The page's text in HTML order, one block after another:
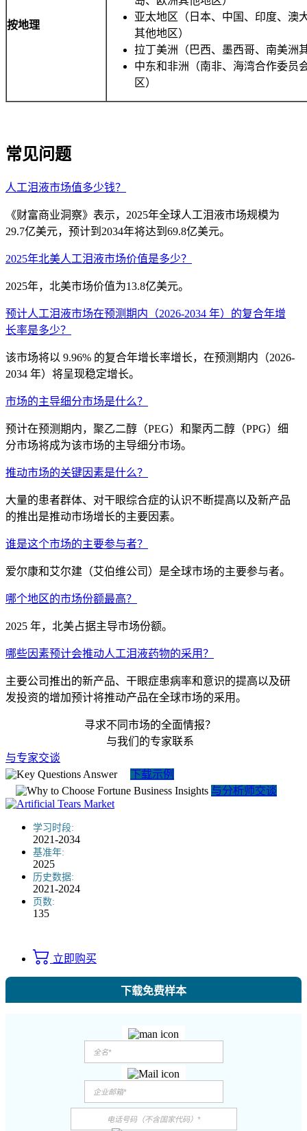
按地理
亚太地区（日本、中国、印度、澳
其他地区）
拉丁美洲（巴西、墨西哥、南美洲
中东和非洲（南非、海湾合作委员
区）
常见问题
人工泪液市场值多少钱？
《财富商业洞察》表示，2025年全球人工泪液市场规模为
29.7亿美元，预计到2034年将达到69.8亿美元。
2025年北美人工泪液市场价值是多少？
2025年，北美市场价值为13.8亿美元。
预计人工泪液市场在预测期内（2026-2034 年）的复合年增
长率是多少？
该市场将以 9.96% 的复合年增长率增长，在预测期内（2026-
2034 年）将呈现稳定增长。
市场的主导细分市场是什么？
预计在预测期内，聚乙二醇（PEG）和聚丙二醇（PPG）细
分市场将成为该市场的主导细分市场。
推动市场的关键因素是什么？
大量的患者群体、对干眼综合症的认识不断提高以及新产品
的推出是推动市场增长的主要因素。
谁是这个市场的主要参与者？
爱尔康和艾尔建（艾伯维公司）是全球市场的主要参与者。
哪个地区的市场份额最高？
2025 年，北美占据主导市场份额。
哪些因素预计会推动人工泪液药物的采用？
主要公司推出的新产品、干眼症患病率和意识的提高以及研
发投资的增加预计将推动产品在全球市场的采用。
寻求不同市场的全面情报？
与我们的专家联系
与专家交谈
下载示例
与分析师交谈
学习时段:
2021-2034
基准年:
2025
历史数据:
2021-2024
页数:
135
立即购买
下载免费样本